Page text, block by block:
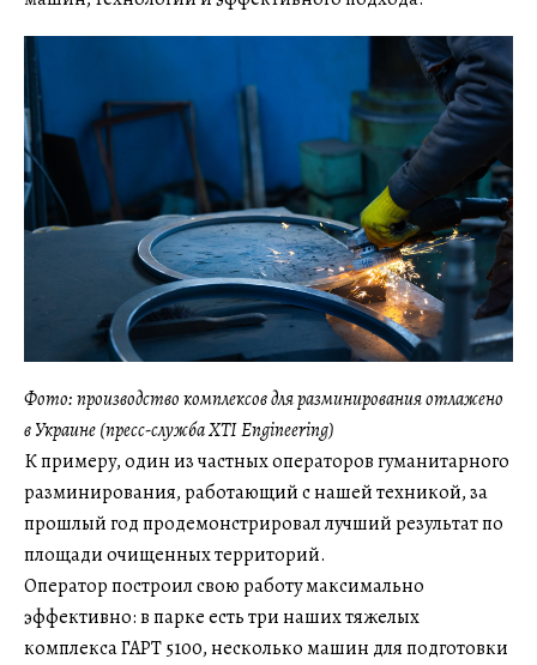
Фото: производство комплексов для разминирования отлажено
в Украине (пресс-служба XTI Engineering)
К примеру, один из частных операторов гуманитарного
разминирования, работающий с нашей техникой, за
прошлый год продемонстрировал лучший результат по
площади очищенных территорий.
Оператор построил свою работу максимально
эффективно: в парке есть три наших тяжелых
комплекса ГАРТ 5100, несколько машин для подготовки